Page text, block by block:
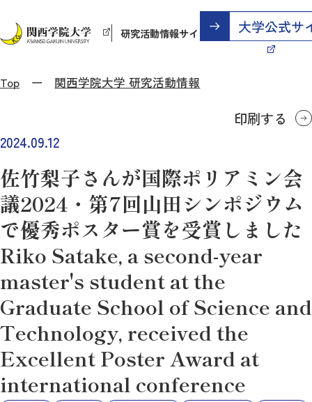
研究活動情報サイト
Top 関西学院大学 研究活動情報
印刷する
2024.09.12
佐竹梨子さんが国際ポリアミン会
議2024・第7回山田シンポジウム
で優秀ポスター賞を受賞しました
Riko Satake, a second-year
master's student at the
Graduate School of Science and
Technology, received the
Excellent Poster Award at
international conference